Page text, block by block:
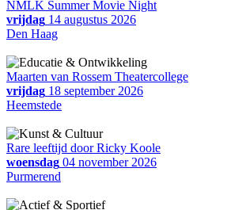
NMLK Summer Movie Night
vrijdag 14 augustus 2026
Den Haag
Maarten van Rossem Theatercollege
vrijdag 18 september 2026
Heemstede
Rare leeftijd door Ricky Koole
woensdag 04 november 2026
Purmerend